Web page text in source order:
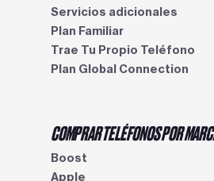
Servicios adicionales
Plan Familiar
Trae Tu Propio Teléfono
Plan Global Connection
COMPRAR TELÉFONOS POR
Boost
Apple